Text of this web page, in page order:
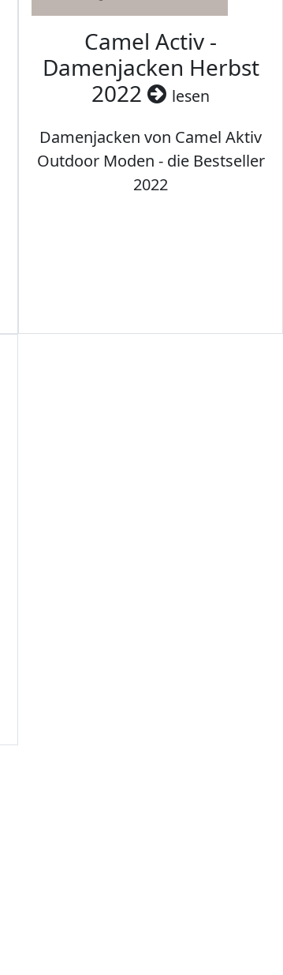
Camel Activ -
Damenjacken Herbst
2022
lesen
Damenjacken von Camel Aktiv
Outdoor Moden - die Bestseller
2022